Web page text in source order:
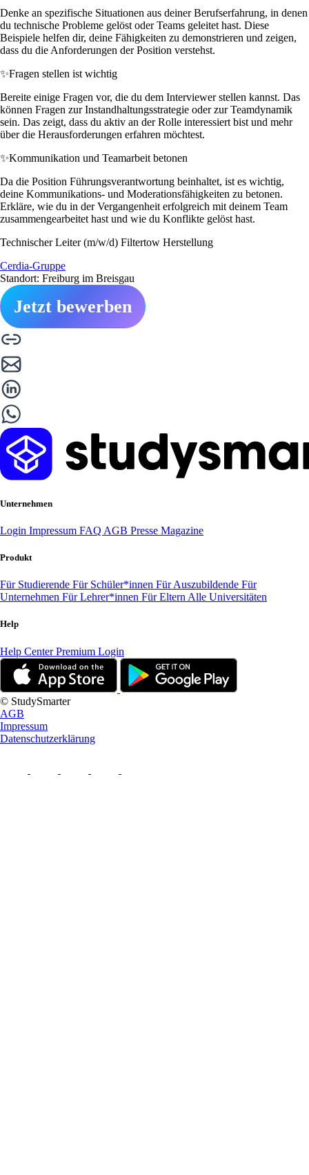
Denke an spezifische Situationen aus deiner Berufserfahrung, in denen
du technische Probleme gelöst oder Teams geleitet hast. Diese
Beispiele helfen dir, deine Fähigkeiten zu demonstrieren und zeigen,
dass du die Anforderungen der Position verstehst.
✨Fragen stellen ist wichtig
Bereite einige Fragen vor, die du dem Interviewer stellen kannst. Das
können Fragen zur Instandhaltungsstrategie oder zur Teamdynamik
sein. Das zeigt, dass du aktiv an der Rolle interessiert bist und mehr
über die Herausforderungen erfahren möchtest.
✨Kommunikation und Teamarbeit betonen
Da die Position Führungsverantwortung beinhaltet, ist es wichtig,
deine Kommunikations- und Moderationsfähigkeiten zu betonen.
Erkläre, wie du in der Vergangenheit erfolgreich mit deinem Team
zusammengearbeitet hast und wie du Konflikte gelöst hast.
Technischer Leiter (m/w/d) Filtertow Herstellung
Cerdia-Gruppe
Standort: Freiburg im Breisgau
Jetzt bewerben
Unternehmen
Login Impressum FAQ AGB Presse Magazine
Produkt
Für Studierende Für Schüler*innen Für Auszubildende Für
Unternehmen Für Lehrer*innen Für Eltern Alle Universitäten
Help
Help CenterPremium Login
© StudySmarter
AGB
Impressum
Datenschutzerklärung